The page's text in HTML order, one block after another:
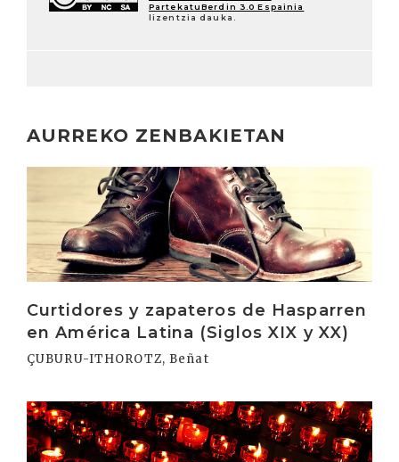
PartekatuBerdin 3.0 Espainia
lizentzia dauka.
AURREKO ZENBAKIETAN
Curtidores y zapateros de Hasparren
en América Latina (Siglos XIX y XX)
ÇUBURU-ITHOROTZ, Beñat
Irakurri